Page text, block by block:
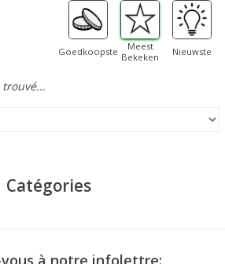
Goedkoopste
Meest
Bekeken
Nieuwste
Catégories
à notre infolettre: